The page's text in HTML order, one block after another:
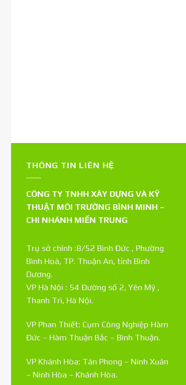
THÔNG TIN LIÊN HỆ
CÔNG TY TNHH XÂY DỰNG VÀ KỸ
THUẬT MÔI TRƯỜNG BÌNH MINH –
CHI NHÁNH MIỀN TRUNG
Trụ sở chính :8/52 Bình Đức , Phường
Bình Hoà, TP. Thuận An, tỉnh Bình
Dương.
VP Hà Nội : 54 Đường số 2, Yên Mỹ ,
Thanh Trì, Hà Nội.
VP Phan Thiết: Cụm Công Nghiệp Hàm
Đức – Hàm Thuận Bắc – Bình Thuận.
VP Khánh Hòa: Tân Phong – Ninh Xuân
– Ninh Hòa – Khánh Hòa.